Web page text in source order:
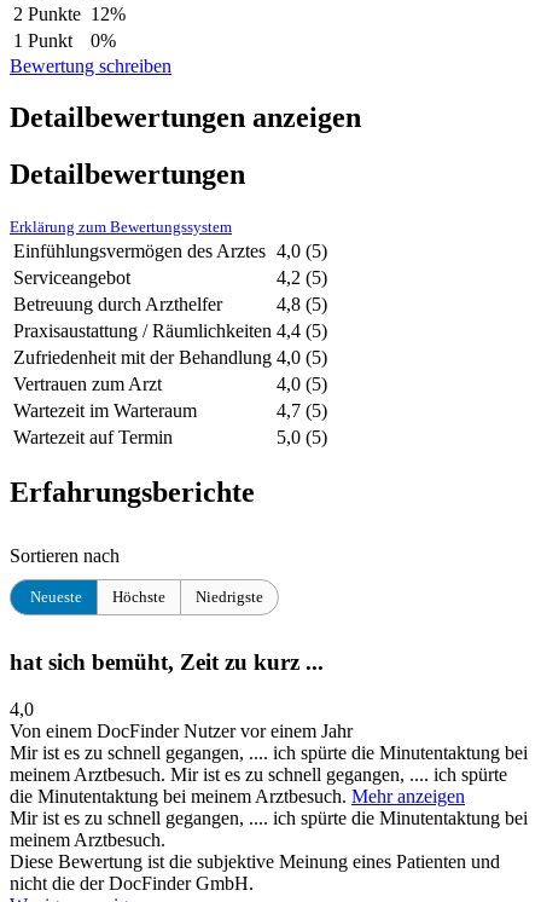
2 Punkte 12%
1 Punkt
0%
Bewertung schreiben
Detailbewertungen anzeigen
Detailbewertungen
Erklärung zum Bewertungssystem
Einfühlungsvermögen des Arztes 4,0 (5)
Serviceangebot
4,2 (5)
Betreuung durch Arzthelfer
4,8 (5)
Praxisaustattung / Räumlichkeiten 4,4 (5)
Zufriedenheit mit der Behandlung 4,0 (5)
Vertrauen zum Arzt
4,0 (5)
Wartezeit im Warteraum
4,7 (5)
Wartezeit auf Termin
5,0 (5)
Erfahrungsberichte
Sortieren nach
Neueste Höchste Niedrigste
hat sich bemüht, Zeit zu kurz ...
4,0
Von einem DocFinder Nutzervor einem Jahr
Mir ist es zu schnell gegangen, .... ich spürte die Minutentaktung bei
meinem Arztbesuch. Mir ist es zu schnell gegangen, .... ich spürte
die Minutentaktung bei meinem Arztbesuch. Mehr anzeigen
Mir ist es zu schnell gegangen, .... ich spürte die Minutentaktung bei
meinem Arztbesuch.
Diese Bewertung ist die subjektive Meinung eines Patienten und
nicht die der DocFinder GmbH.